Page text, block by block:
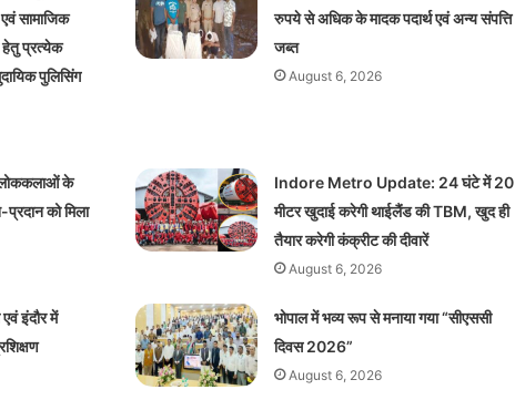
सामाजिक
हेतु प्रत्येक
पुलिसिंग
रुपये से अधिक के मादक पदार्थ एवं अन्य संपत्ति
जब्त
August 6, 2026
लोककलाओं के
को मिला
Indore Metro Update: 24 घंटे में 20
मीटर खुदाई करेगी थाईलैंड की TBM, खुद ही
तैयार करेगी कंक्रीट की दीवारें
August 6, 2026
इंदौर में
भोपाल में भव्य रूप से मनाया गया “सीएससी
दिवस 2026”
August 6, 2026